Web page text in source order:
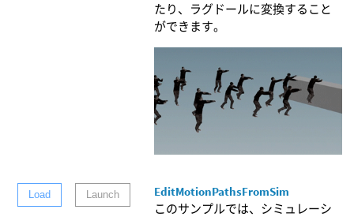
たり、ラグドールに変換すること
ができます。
Load Launch
EditMotionPathsFromSim
このサンプルでは、シミュレーシ